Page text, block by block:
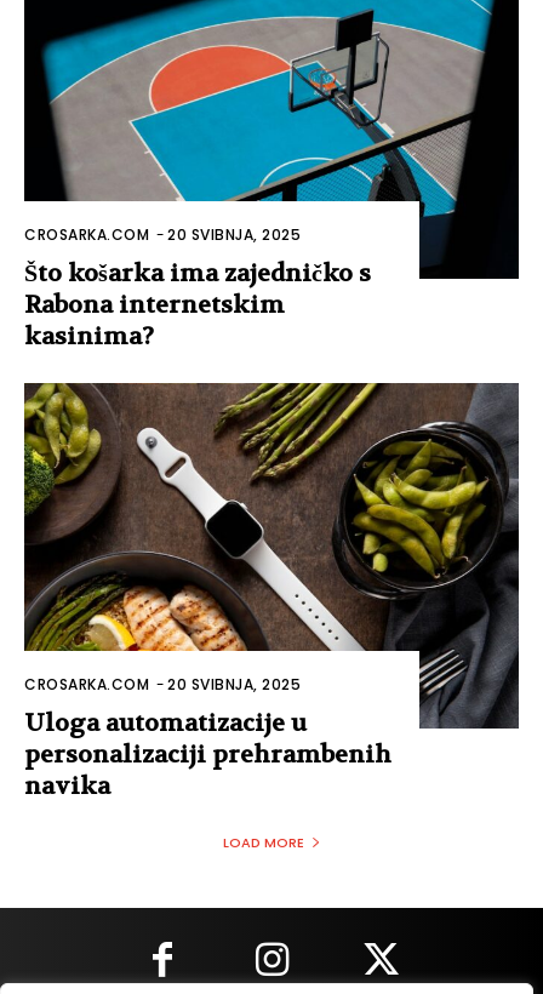
CROSARKA.COM -20 SVIBNJA, 2025
Što košarka ima zajedničko s
Rabona internetskim
kasinima?
CROSARKA.COM -20 SVIBNJA, 2025
Uloga automatizacije u
personalizaciji prehrambenih
navika
LOAD MORE